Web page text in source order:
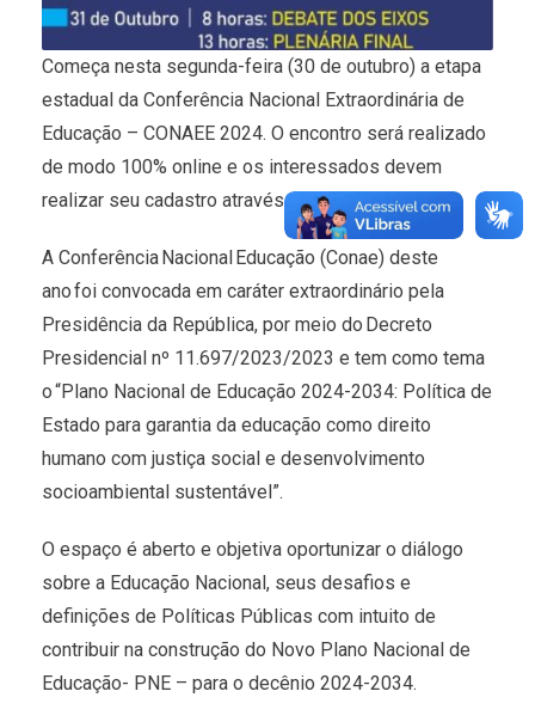
Começa nesta segunda-feira (30 de outubro) a etapa
estadual da Conferência Nacional Extraordinária de
Educação – CONAEE 2024. O encontro será realizado
de modo 100% online e os interessados devem
realizar seu cadastro através do LINK .
A Conferência Nacional Educação (Conae) deste
ano foi convocada em caráter extraordinário pela
Presidência da República, por meio do Decreto
Presidencial nº 11.697/2023/2023 e tem como tema
o “Plano Nacional de Educação 2024-2034: Política de
Estado para garantia da educação como direito
humano com justiça social e desenvolvimento
socioambiental sustentável”.
O espaço é aberto e objetiva oportunizar o diálogo
sobre a Educação Nacional, seus desafios e
definições de Políticas Públicas com intuito de
contribuir na construção do Novo Plano Nacional de
Educação- PNE – para o decênio 2024-2034.